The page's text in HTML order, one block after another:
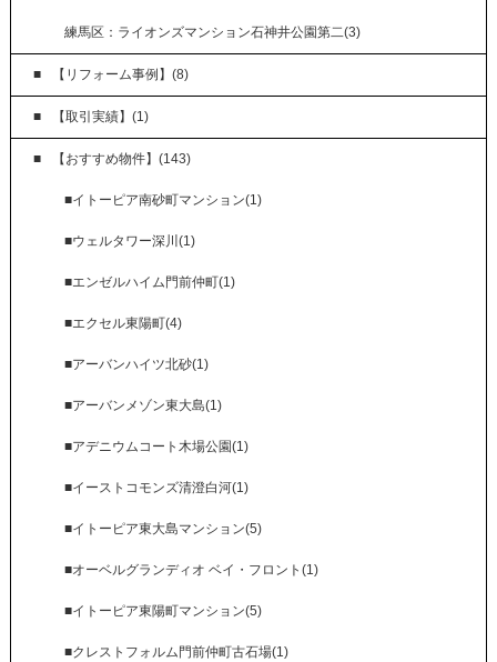
練馬区：ライオンズマンション石神井公園第二(3)
【リフォーム事例】(8)
【取引実績】(1)
【おすすめ物件】(143)
■イトーピア南砂町マンション(1)
■ウェルタワー深川(1)
■エンゼルハイム門前仲町(1)
■エクセル東陽町(4)
■アーバンハイツ北砂(1)
■アーバンメゾン東大島(1)
■アデニウムコート木場公園(1)
■イーストコモンズ清澄白河(1)
■イトーピア東大島マンション(5)
■オーベルグランディオ ベイ・フロント(1)
■イトーピア東陽町マンション(5)
■クレストフォルム門前仲町古石場(1)